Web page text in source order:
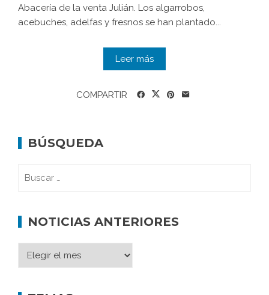
Abacería de la venta Julián. Los algarrobos,
acebuches, adelfas y fresnos se han plantado...
Leer más
COMPARTIR
BÚSQUEDA
NOTICIAS ANTERIORES